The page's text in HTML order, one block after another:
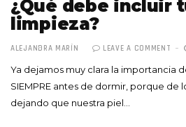
¿Qué debe incluir
limpieza?
ALEJANDRA MARÍN LEAVE A COMMENT
Ya dejamos muy clara la importancia
SIEMPRE antes de dormir, porque de
dejando que nuestra piel…